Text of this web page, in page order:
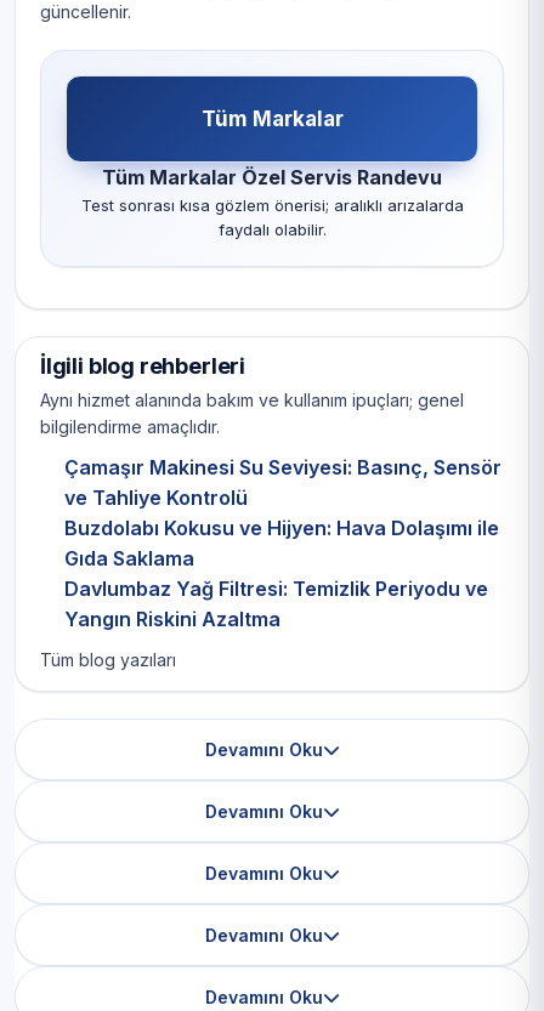
güncellenir.
Tüm Markalar
Tüm Markalar Özel Servis Randevu
Test sonrası kısa gözlem önerisi; aralıklı arızalarda
faydalı olabilir.
İlgili blog rehberleri
Aynı hizmet alanında bakım ve kullanım ipuçları; genel
bilgilendirme amaçlıdır.
Çamaşır Makinesi Su Seviyesi: Basınç, Sensör
ve Tahliye Kontrolü
Buzdolabı Kokusu ve Hijyen: Hava Dolaşımı ile
Gıda Saklama
Davlumbaz Yağ Filtresi: Temizlik Periyodu ve
Yangın Riskini Azaltma
Tüm blog yazıları
Devamını Oku
Devamını Oku
Devamını Oku
Devamını Oku
Devamını Oku